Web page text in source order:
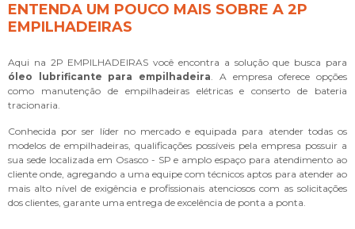
ENTENDA UM POUCO MAIS SOBRE A 2P
EMPILHADEIRAS
Aqui na 2P EMPILHADEIRAS você encontra a solução que busca para
óleo lubrificante para empilhadeira. A empresa oferece opções
como manutenção de empilhadeiras elétricas e conserto de bateria
tracionaria.
Conhecida por ser líder no mercado e equipada para atender todas os
modelos de empilhadeiras, qualificações possíveis pela empresa possuir a
sua sede localizada em Osasco - SP e amplo espaço para atendimento ao
cliente onde, agregando a uma equipe com técnicos aptos para atender ao
mais alto nível de exigência e profissionais atenciosos com as solicitações
dos clientes, garante uma entrega de excelência de ponta a ponta.